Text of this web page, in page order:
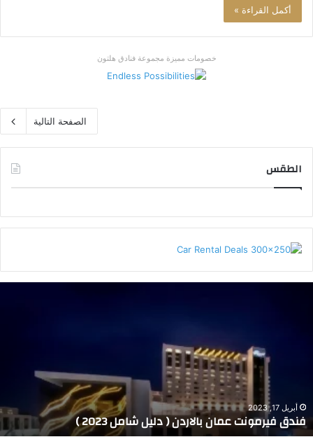
أكمل القراءة »
خصومات مميزة مجموعة فنادق هلتون
الصفحة التالية
الطقس
ن
ت
أبريل 17, 2023
فندق فيرمونت عمان بالاردن ( دليل شامل 2023 )